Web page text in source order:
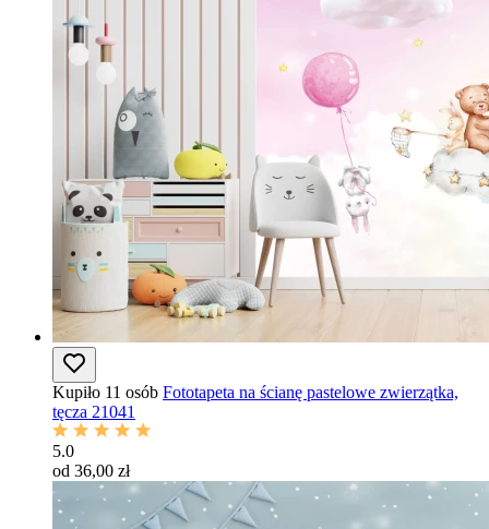
Kupiło 11 osób Fototapeta na ścianę pastelowe zwierzątka,
tęcza 21041
5.0
od 36,00 zł